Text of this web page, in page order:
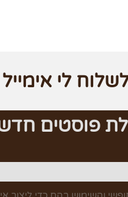
לי אימייל
פוסטים